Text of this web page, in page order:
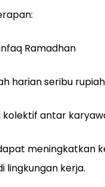
Ramadhan
harian seribu rupiah
kolektif antar
meningkatkan
lingkungan kerja.